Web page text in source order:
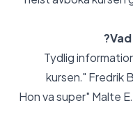
"Tydlig
kursen." Fredrik